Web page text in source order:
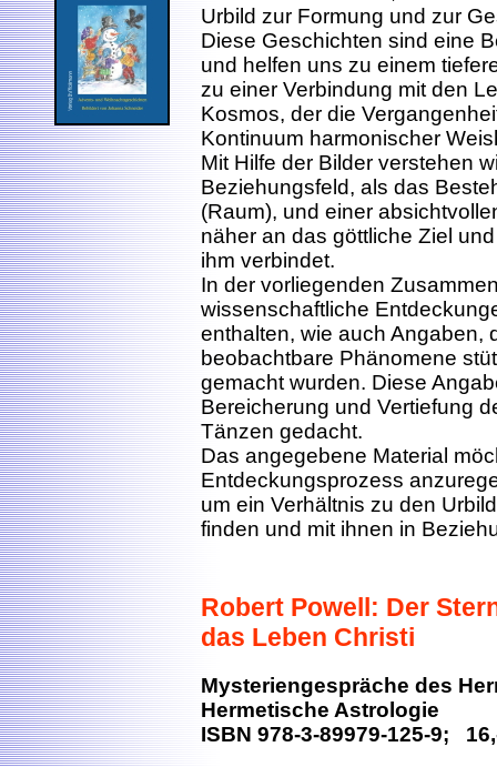
Urbild zur Formung und zur
Diese Geschichten sind eine
und helfen uns zu einem
zu einer Verbindung mit den
Kosmos, der die
Kontinuum harmonischer
Mit Hilfe der Bilder verstehen
Beziehungsfeld, als das
(Raum), und einer
näher an das göttliche Ziel
ihm verbindet.
In der vorliegenden
wissenschaftliche
enthalten, wie auch Angaben,
beobachtbare Phänomene
gemacht wurden. Diese
Bereicherung und Vertiefung
Tänzen gedacht.
Das angegebene Material
Entdeckungsprozess
um ein Verhältnis zu den
finden und mit ihnen in
Robert Powell: Der
das Leben Christi
Mysteriengespräche des
Hermetische Astrologie
ISBN 978-3-89979-125-9;